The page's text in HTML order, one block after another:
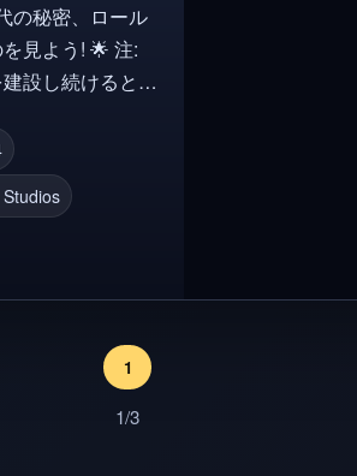
よう! 🌟 注:
設し続けると予
してプレイ
場所でいっぱ
リーや旅を形
長, 孵化, 鳥
1
1/3